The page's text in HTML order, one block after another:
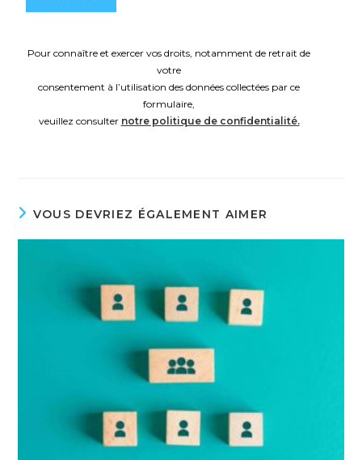
Pour connaître et exercer vos droits, notamment de retrait de
votre
consentement à l’utilisation des données collectées par ce
formulaire,
veuillez consulter notre politique de confidentialité.
VOUS DEVRIEZ ÉGALEMENT AIMER